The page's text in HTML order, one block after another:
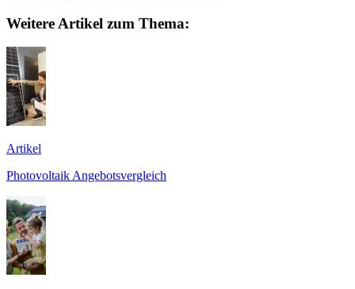
Weitere Artikel zum Thema:
Artikel
Photovoltaik Angebotsvergleich